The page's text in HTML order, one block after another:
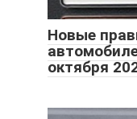
Новые
октября